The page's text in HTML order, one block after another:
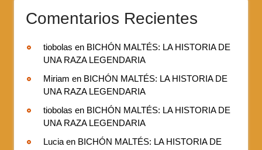
Comentarios Recientes
tiobolas en BICHÓN MALTÉS: LA HISTORIA DE
UNA RAZA LEGENDARIA
Miriam en BICHÓN MALTÉS: LA HISTORIA DE
UNA RAZA LEGENDARIA
tiobolas en BICHÓN MALTÉS: LA HISTORIA DE
UNA RAZA LEGENDARIA
Lucia en BICHÓN MALTÉS: LA HISTORIA DE